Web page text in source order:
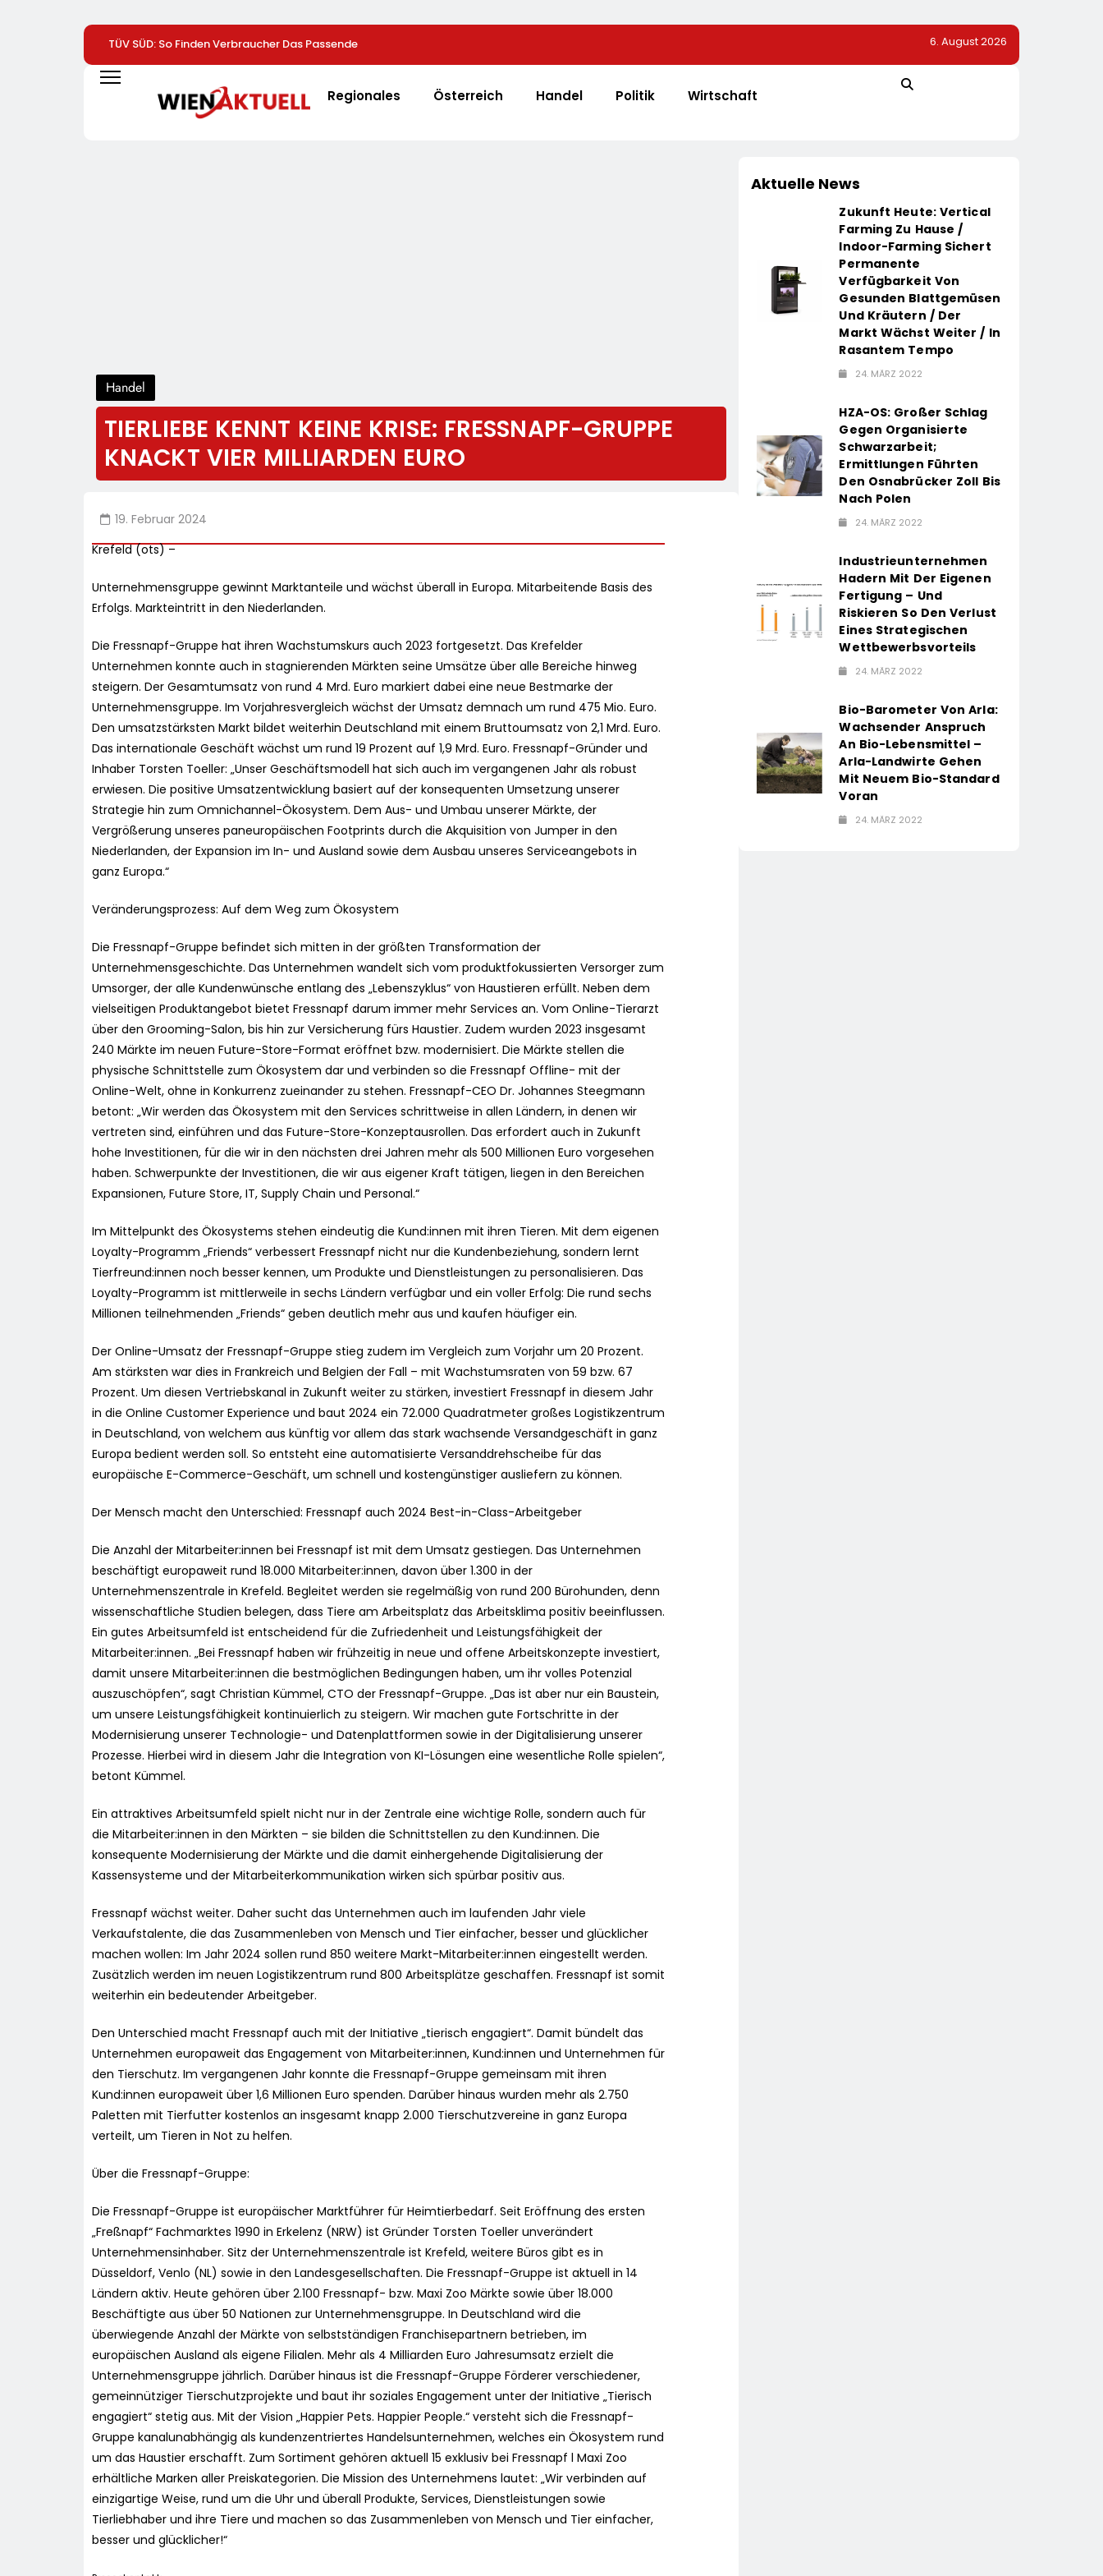
TÜV SÜD: So Finden Verbraucher Das Passende
Laserentfernungsmessgerät
Welt Weitet Sich Aus“
1. Hamburger Batterietag: Wissenschaft Und
Einig / Die Energiewende Braucht Speicher, Nicht
6. August 2026
Regionales Österreich Handel Politik Wirtschaft
Handel
TIERLIEBE KENNT KEINE KRISE: FRESSNAPF-GRUPPE
KNACKT VIER MILLIARDEN EURO
19. Februar 2024
Krefeld (ots) –
Unternehmensgruppe gewinnt Marktanteile und wächst überall in Europa. Mitarbeitende Basis des
Erfolgs. Markteintritt in den Niederlanden.
Die Fressnapf-Gruppe hat ihren Wachstumskurs auch 2023 fortgesetzt. Das Krefelder
Unternehmen konnte auch in stagnierenden Märkten seine Umsätze über alle Bereiche hinweg
steigern. Der Gesamtumsatz von rund 4 Mrd. Euro markiert dabei eine neue Bestmarke der
Unternehmensgruppe. Im Vorjahresvergleich wächst der Umsatz demnach um rund 475 Mio. Euro.
Den umsatzstärksten Markt bildet weiterhin Deutschland mit einem Bruttoumsatz von 2,1 Mrd. Euro.
Das internationale Geschäft wächst um rund 19 Prozent auf 1,9 Mrd. Euro. Fressnapf-Gründer und
Inhaber Torsten Toeller: „Unser Geschäftsmodell hat sich auch im vergangenen Jahr als robust
erwiesen. Die positive Umsatzentwicklung basiert auf der konsequenten Umsetzung unserer
Strategie hin zum Omnichannel-Ökosystem. Dem Aus- und Umbau unserer Märkte, der
Vergrößerung unseres paneuropäischen Footprints durch die Akquisition von Jumper in den
Niederlanden, der Expansion im In- und Ausland sowie dem Ausbau unseres Serviceangebots in
ganz Europa.“
Veränderungsprozess: Auf dem Weg zum Ökosystem
Die Fressnapf-Gruppe befindet sich mitten in der größten Transformation der
Unternehmensgeschichte. Das Unternehmen wandelt sich vom produktfokussierten Versorger zum
Umsorger, der alle Kundenwünsche entlang des „Lebenszyklus“ von Haustieren erfüllt. Neben dem
vielseitigen Produktangebot bietet Fressnapf darum immer mehr Services an. Vom Online-Tierarzt
über den Grooming-Salon, bis hin zur Versicherung fürs Haustier. Zudem wurden 2023 insgesamt
240 Märkte im neuen Future-Store-Format eröffnet bzw. modernisiert. Die Märkte stellen die
physische Schnittstelle zum Ökosystem dar und verbinden so die Fressnapf Offline- mit der
Online-Welt, ohne in Konkurrenz zueinander zu stehen. Fressnapf-CEO Dr. Johannes Steegmann
betont: „Wir werden das Ökosystem mit den Services schrittweise in allen Ländern, in denen wir
vertreten sind, einführen und das Future-Store-Konzeptausrollen. Das erfordert auch in Zukunft
hohe Investitionen, für die wir in den nächsten drei Jahren mehr als 500 Millionen Euro vorgesehen
haben. Schwerpunkte der Investitionen, die wir aus eigener Kraft tätigen, liegen in den Bereichen
Expansionen, Future Store, IT, Supply Chain und Personal.“
Im Mittelpunkt des Ökosystems stehen eindeutig die Kund:innen mit ihren Tieren. Mit dem eigenen
Loyalty-Programm „Friends“ verbessert Fressnapf nicht nur die Kundenbeziehung, sondern lernt
Tierfreund:innen noch besser kennen, um Produkte und Dienstleistungen zu personalisieren. Das
Loyalty-Programm ist mittlerweile in sechs Ländern verfügbar und ein voller Erfolg: Die rund sechs
Millionen teilnehmenden „Friends“ geben deutlich mehr aus und kaufen häufiger ein.
Der Online-Umsatz der Fressnapf-Gruppe stieg zudem im Vergleich zum Vorjahr um 20 Prozent.
Am stärksten war dies in Frankreich und Belgien der Fall – mit Wachstumsraten von 59 bzw. 67
Prozent. Um diesen Vertriebskanal in Zukunft weiter zu stärken, investiert Fressnapf in diesem Jahr
in die Online Customer Experience und baut 2024 ein 72.000 Quadratmeter großes Logistikzentrum
in Deutschland, von welchem aus künftig vor allem das stark wachsende Versandgeschäft in ganz
Europa bedient werden soll. So entsteht eine automatisierte Versanddrehscheibe für das
europäische E-Commerce-Geschäft, um schnell und kostengünstiger ausliefern zu können.
Der Mensch macht den Unterschied: Fressnapf auch 2024 Best-in-Class-Arbeitgeber
Die Anzahl der Mitarbeiter:innen bei Fressnapf ist mit dem Umsatz gestiegen. Das Unternehmen
beschäftigt europaweit rund 18.000 Mitarbeiter:innen, davon über 1.300 in der
Unternehmenszentrale in Krefeld. Begleitet werden sie regelmäßig von rund 200 Bürohunden, denn
wissenschaftliche Studien belegen, dass Tiere am Arbeitsplatz das Arbeitsklima positiv beeinflussen.
Ein gutes Arbeitsumfeld ist entscheidend für die Zufriedenheit und Leistungsfähigkeit der
Mitarbeiter:innen. „Bei Fressnapf haben wir frühzeitig in neue und offene Arbeitskonzepte investiert,
damit unsere Mitarbeiter:innen die bestmöglichen Bedingungen haben, um ihr volles Potenzial
auszuschöpfen“, sagt Christian Kümmel, CTO der Fressnapf-Gruppe. „Das ist aber nur ein Baustein,
um unsere Leistungsfähigkeit kontinuierlich zu steigern. Wir machen gute Fortschritte in der
Modernisierung unserer Technologie- und Datenplattformen sowie in der Digitalisierung unserer
Prozesse. Hierbei wird in diesem Jahr die Integration von KI-Lösungen eine wesentliche Rolle spielen“,
betont Kümmel.
Ein attraktives Arbeitsumfeld spielt nicht nur in der Zentrale eine wichtige Rolle, sondern auch für
die Mitarbeiter:innen in den Märkten – sie bilden die Schnittstellen zu den Kund:innen. Die
konsequente Modernisierung der Märkte und die damit einhergehende Digitalisierung der
Kassensysteme und der Mitarbeiterkommunikation wirken sich spürbar positiv aus.
Fressnapf wächst weiter. Daher sucht das Unternehmen auch im laufenden Jahr viele
Verkaufstalente, die das Zusammenleben von Mensch und Tier einfacher, besser und glücklicher
machen wollen: Im Jahr 2024 sollen rund 850 weitere Markt-Mitarbeiter:innen eingestellt werden.
Zusätzlich werden im neuen Logistikzentrum rund 800 Arbeitsplätze geschaffen. Fressnapf ist somit
weiterhin ein bedeutender Arbeitgeber.
Den Unterschied macht Fressnapf auch mit der Initiative „tierisch engagiert“. Damit bündelt das
Unternehmen europaweit das Engagement von Mitarbeiter:innen, Kund:innen und Unternehmen für
den Tierschutz. Im vergangenen Jahr konnte die Fressnapf-Gruppe gemeinsam mit ihren
Kund:innen europaweit über 1,6 Millionen Euro spenden. Darüber hinaus wurden mehr als 2.750
Paletten mit Tierfutter kostenlos an insgesamt knapp 2.000 Tierschutzvereine in ganz Europa
verteilt, um Tieren in Not zu helfen.
Über die Fressnapf-Gruppe:
Die Fressnapf-Gruppe ist europäischer Marktführer für Heimtierbedarf. Seit Eröffnung des ersten
„Freßnapf“ Fachmarktes 1990 in Erkelenz (NRW) ist Gründer Torsten Toeller unverändert
Unternehmensinhaber. Sitz der Unternehmenszentrale ist Krefeld, weitere Büros gibt es in
Düsseldorf, Venlo (NL) sowie in den Landesgesellschaften. Die Fressnapf-Gruppe ist aktuell in 14
Ländern aktiv. Heute gehören über 2.100 Fressnapf- bzw. Maxi Zoo Märkte sowie über 18.000
Beschäftigte aus über 50 Nationen zur Unternehmensgruppe. In Deutschland wird die
überwiegende Anzahl der Märkte von selbstständigen Franchisepartnern betrieben, im
europäischen Ausland als eigene Filialen. Mehr als 4 Milliarden Euro Jahresumsatz erzielt die
Unternehmensgruppe jährlich. Darüber hinaus ist die Fressnapf-Gruppe Förderer verschiedener,
gemeinnütziger Tierschutzprojekte und baut ihr soziales Engagement unter der Initiative „Tierisch
engagiert“ stetig aus. Mit der Vision „Happier Pets. Happier People.“ versteht sich die Fressnapf-
Gruppe kanalunabhängig als kundenzentriertes Handelsunternehmen, welches ein Ökosystem rund
um das Haustier erschafft. Zum Sortiment gehören aktuell 15 exklusiv bei Fressnapf l Maxi Zoo
erhältliche Marken aller Preiskategorien. Die Mission des Unternehmens lautet: „Wir verbinden auf
einzigartige Weise, rund um die Uhr und überall Produkte, Services, Dienstleistungen sowie
Tierliebhaber und ihre Tiere und machen so das Zusammenleben von Mensch und Tier einfacher,
besser und glücklicher!“
Aktuelle News
Zukunft Heute: Vertical
Farming Zu Hause /
Indoor-Farming Sichert
Permanente
Verfügbarkeit Von
Gesunden Blattgemüsen
Und Kräutern / Der
Markt Wächst Weiter / In
Rasantem Tempo
24. MÄRZ 2022
HZA-OS: Großer Schlag
Gegen Organisierte
Schwarzarbeit;
Ermittlungen Führten
Den Osnabrücker Zoll Bis
Nach Polen
24. MÄRZ 2022
Industrieunternehmen
Hadern Mit Der Eigenen
Fertigung – Und
Riskieren So Den Verlust
Eines Strategischen
Wettbewerbsvorteils
24. MÄRZ 2022
Bio-Barometer Von Arla:
Wachsender Anspruch
An Bio-Lebensmittel –
Arla-Landwirte Gehen
Mit Neuem Bio-Standard
Voran
24. MÄRZ 2022